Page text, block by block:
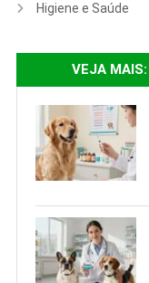
Higiene e Saúde
VEJA MAIS: